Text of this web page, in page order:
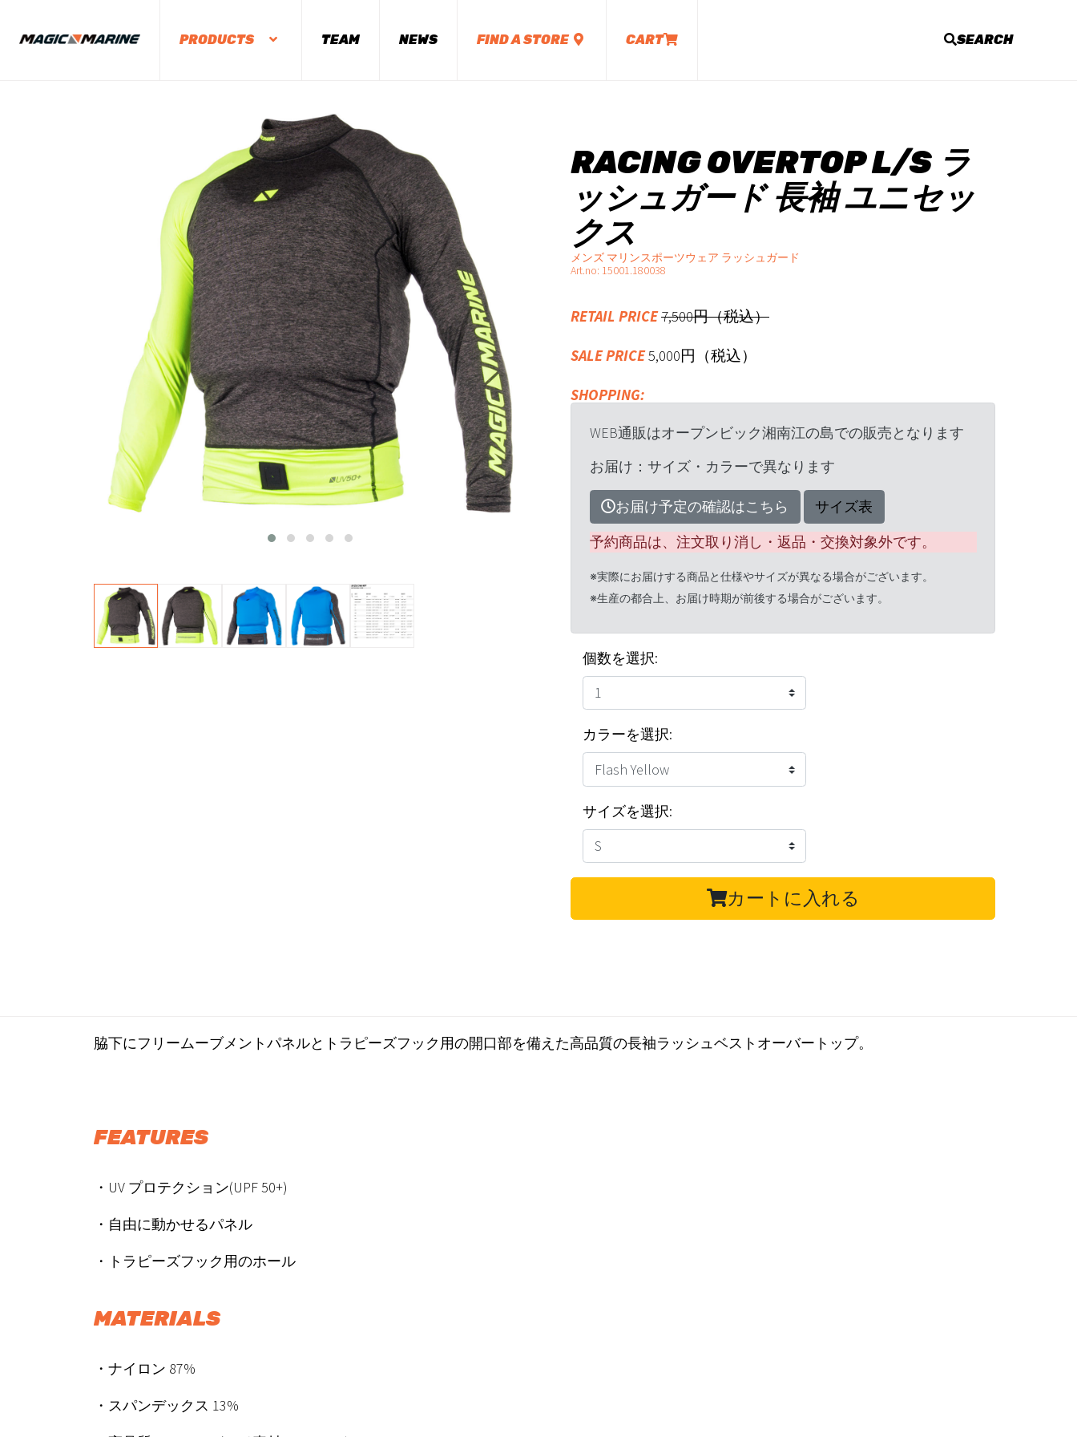
PRODUCTS TEAM NEWS FIND A STORE CART SEARCH
RACING OVERTOP L/S ラ
ッシュガード 長袖 ユニセッ
クス
メンズ マリンスポーツウェア ラッシュガード
Art.no: 15001.180038
RETAIL PRICE7,500円（税込）
SALE PRICE5,000円（税込）
SHOPPING:
WEB通販はオープンビック湘南江の島での販売となります
お届け：サイズ・カラーで異なります
お届け予定の確認はこちら
サイズ表
予約商品は、注文取り消し・返品・交換対象外です。
※実際にお届けする商品と仕様やサイズが異なる場合がございます。
※生産の都合上、お届け時期が前後する場合がございます。
個数を選択:
カラーを選択:
サイズを選択:
カートに入れる
脇下にフリームーブメントパネルとトラピーズフック用の開口部を備えた高品質の長袖ラッシュベストオーバートップ。
FEATURES
・UV プロテクション(UPF 50+)
・自由に動かせるパネル
・トラピーズフック用のホール
MATERIALS
・ナイロン 87%
・スパンデックス 13%